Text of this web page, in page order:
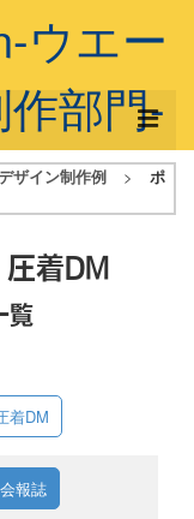
ザイン制作例 >
ポ
着DM
覧
着DM
報誌